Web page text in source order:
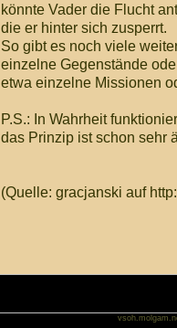
könnte Vader die Flucht
die er hinter sich zusperrt.
So gibt es noch viele
einzelne Gegenstände
etwa einzelne Missionen
P.S.: In Wahrheit
das Prinzip ist schon sehr
(Quelle: gracjanski auf